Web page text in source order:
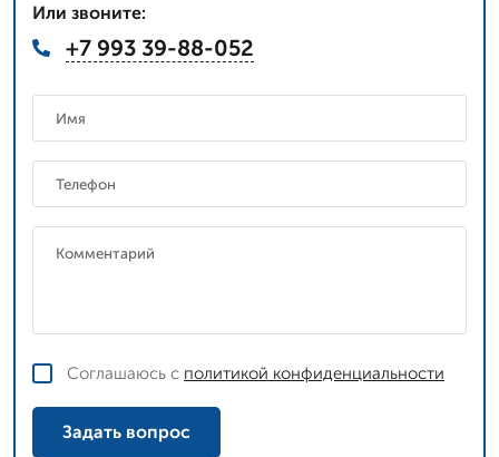
Или звоните:
+7 993 39-88-052
Соглашаюсь с политикой конфиденциальности
Задать вопрос